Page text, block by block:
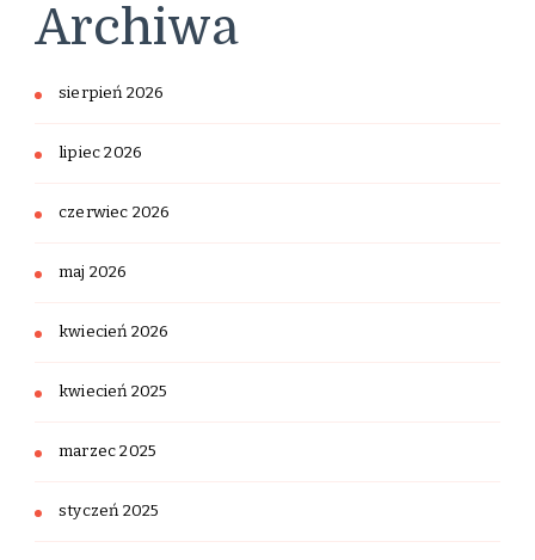
Archiwa
sierpień 2026
lipiec 2026
czerwiec 2026
maj 2026
kwiecień 2026
kwiecień 2025
marzec 2025
styczeń 2025